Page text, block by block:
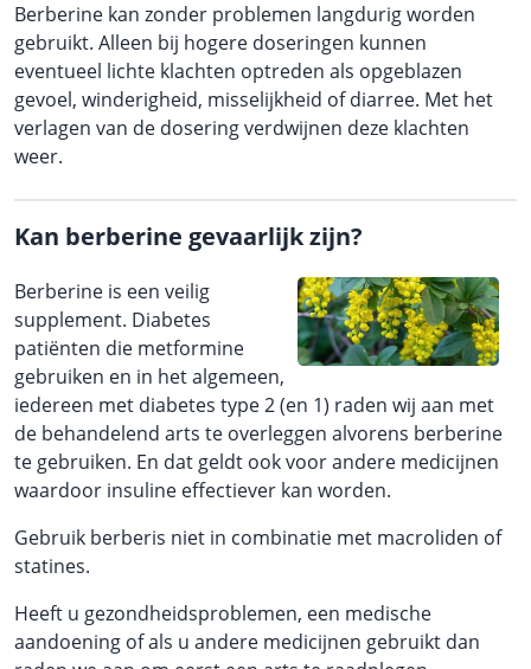
Berberine kan zonder problemen langdurig worden
gebruikt. Alleen bij hogere doseringen kunnen
eventueel lichte klachten optreden als opgeblazen
gevoel, winderigheid, misselijkheid of diarree. Met het
verlagen van de dosering verdwijnen deze klachten
weer.
Kan berberine gevaarlijk zijn?
Berberine is een veilig
supplement. Diabetes
patiënten die metformine
gebruiken en in het algemeen,
iedereen met diabetes type 2 (en 1) raden wij aan met
de behandelend arts te overleggen alvorens berberine
te gebruiken. En dat geldt ook voor andere medicijnen
waardoor insuline effectiever kan worden.
Gebruik berberis niet in combinatie met macroliden of
statines.
Heeft u gezondheidsproblemen, een medische
aandoening of als u andere medicijnen gebruikt dan